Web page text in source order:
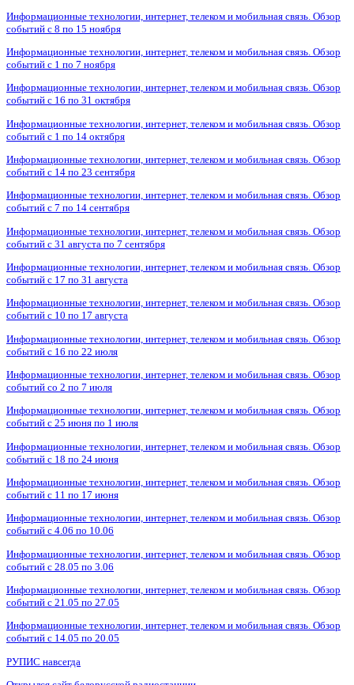
Информационные технологии, интернет, телеком и мобильная связь. Обзор
событий с 8 по 15 ноября
Информационные технологии, интернет, телеком и мобильная связь. Обзор
событий с 1 по 7 ноября
Информационные технологии, интернет, телеком и мобильная связь. Обзор
событий с 16 по 31 октября
Информационные технологии, интернет, телеком и мобильная связь. Обзор
событий с 1 по 14 октября
Информационные технологии, интернет, телеком и мобильная связь. Обзор
событий с 14 по 23 сентября
Информационные технологии, интернет, телеком и мобильная связь. Обзор
событий с 7 по 14 сентября
Информационные технологии, интернет, телеком и мобильная связь. Обзор
событий с 31 августа по 7 сентября
Информационные технологии, интернет, телеком и мобильная связь. Обзор
событий с 17 по 31 августа
Информационные технологии, интернет, телеком и мобильная связь. Обзор
событий с 10 по 17 августа
Информационные технологии, интернет, телеком и мобильная связь. Обзор
событий с 16 по 22 июля
Информационные технологии, интернет, телеком и мобильная связь. Обзор
событий со 2 по 7 июля
Информационные технологии, интернет, телеком и мобильная связь. Обзор
событий с 25 июня по 1 июля
Информационные технологии, интернет, телеком и мобильная связь. Обзор
событий с 18 по 24 июня
Информационные технологии, интернет, телеком и мобильная связь. Обзор
событий с 11 по 17 июня
Информационные технологии, интернет, телеком и мобильная связь. Обзор
событий с 4.06 по 10.06
Информационные технологии, интернет, телеком и мобильная связь. Обзор
событий с 28.05 по 3.06
Информационные технологии, интернет, телеком и мобильная связь. Обзор
событий с 21.05 по 27.05
Информационные технологии, интернет, телеком и мобильная связь. Обзор
событий с 14.05 по 20.05
РУПИС навсегда